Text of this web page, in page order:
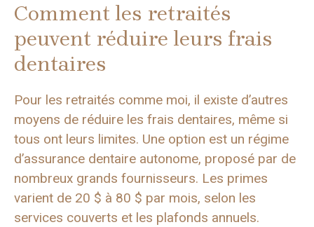
Comment les retraités
peuvent réduire leurs frais
dentaires
Pour les retraités comme moi, il existe d’autres
moyens de réduire les frais dentaires, même si
tous ont leurs limites. Une option est un régime
d’assurance dentaire autonome, proposé par de
nombreux grands fournisseurs. Les primes
varient de 20 $ à 80 $ par mois, selon les
services couverts et les plafonds annuels.